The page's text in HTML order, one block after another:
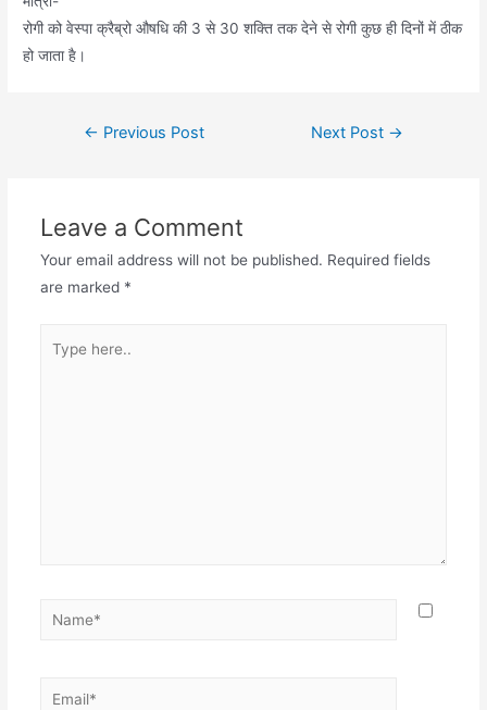
रोगी को वेस्पा क्रैब्रो औषधि की 3 से 30 शक्ति तक देने से रोगी कुछ ही दिनों में ठीक
हो जाता है।
Post← Previous Post Next Post →
Leave a Comment
Your email address will not be published. Required fields
are marked *
here..
Name*
Email*